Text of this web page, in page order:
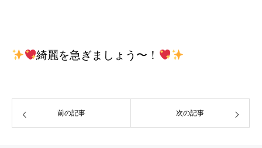
綺麗を急ぎましょう〜！
前の記事 次の記事